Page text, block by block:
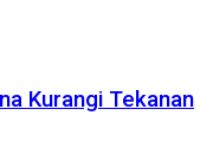
Kurangi Tekanan